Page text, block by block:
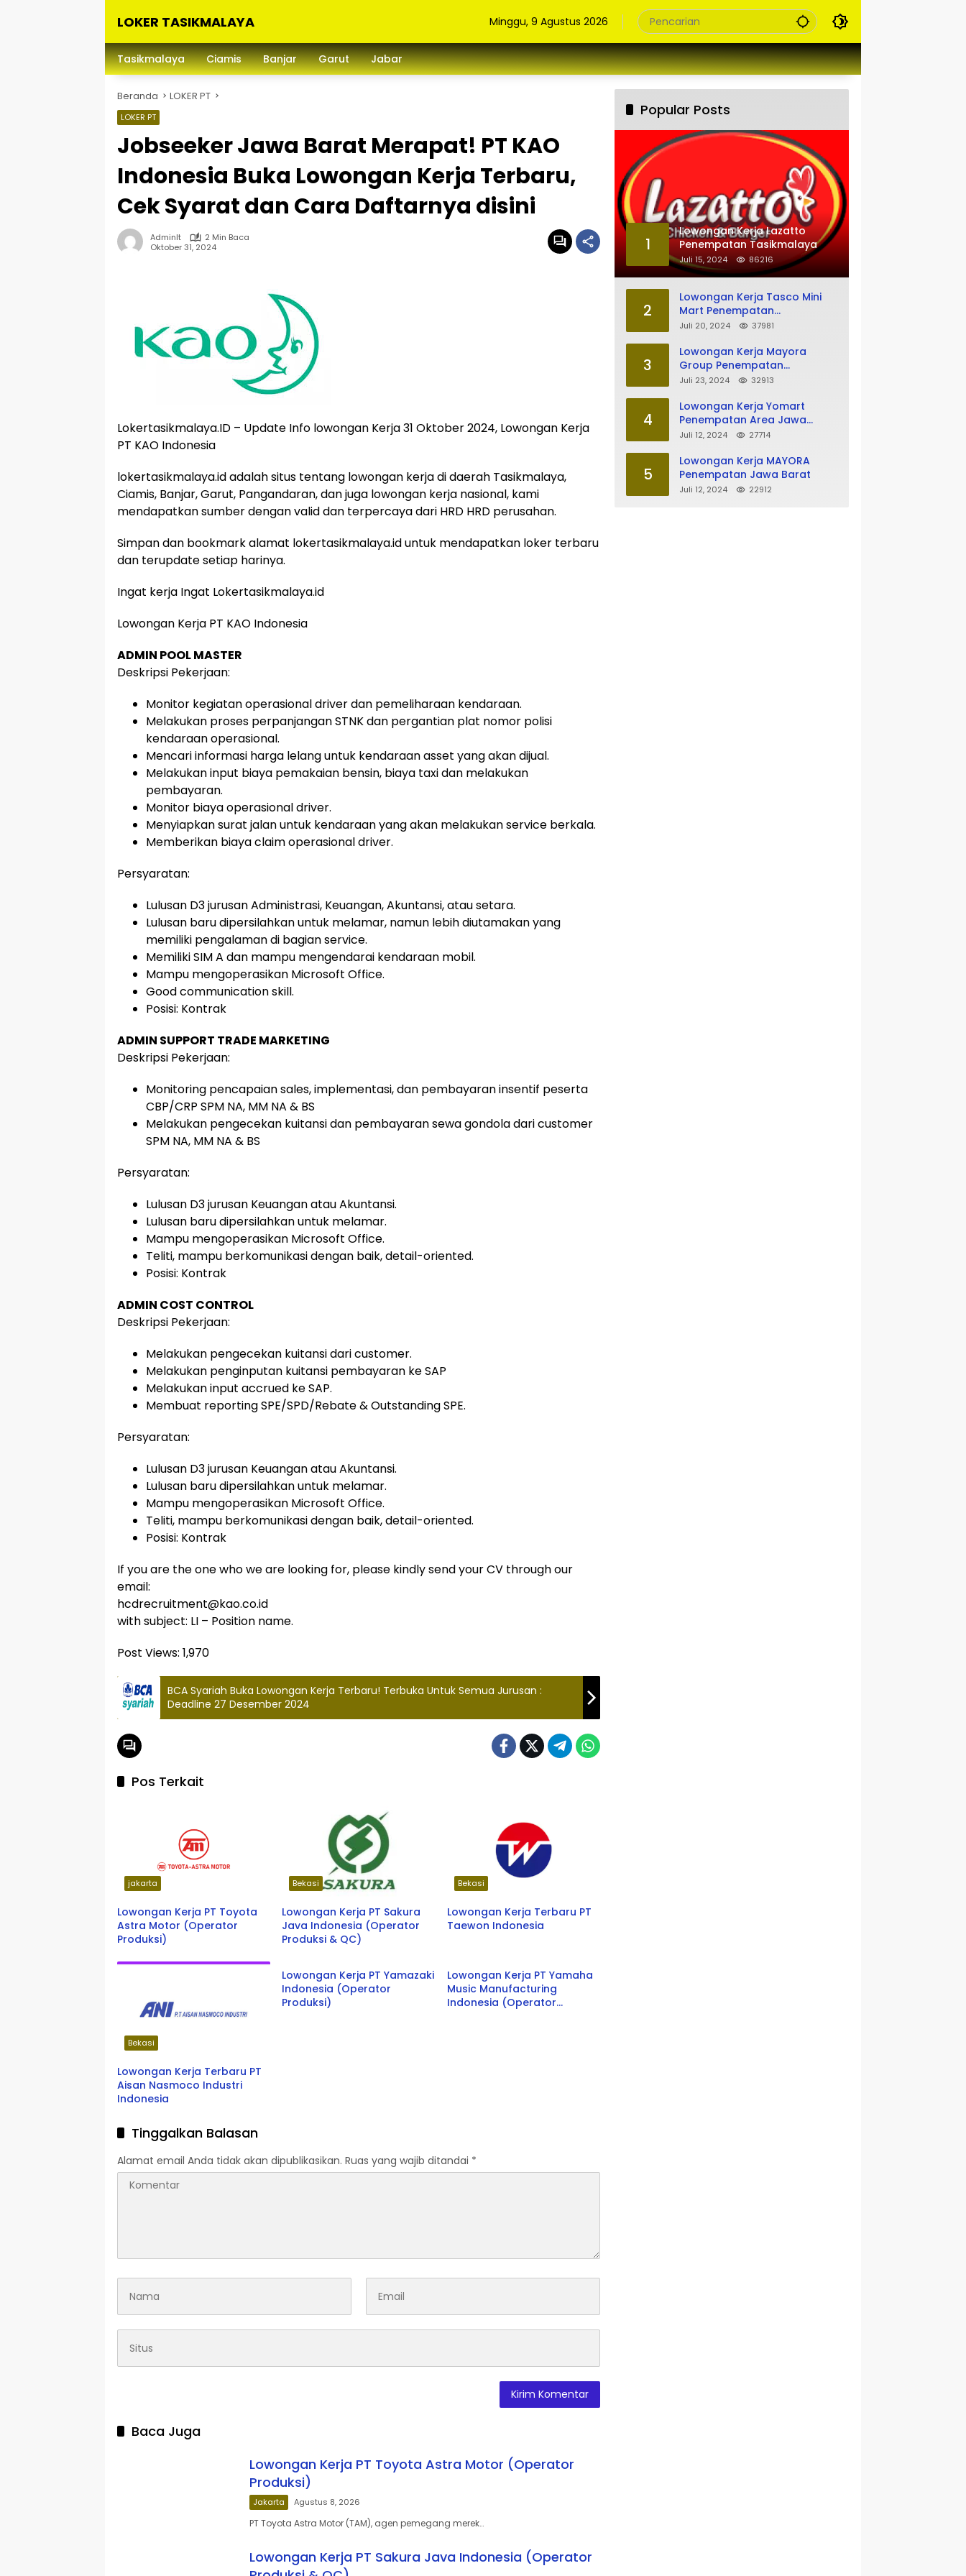
LOKER TASIKMALAYA
Lowongan
Kerja
dan
Sekitarna
Minggu, 9 Agustus 2026
Tasikmalaya Ciamis Banjar Garut Jabar
Beranda LOKER PT
LOKER PT
Jobseeker Jawa Barat Merapat! PT KAO
Indonesia Buka Lowongan Kerja Terbaru,
Cek Syarat dan Cara Daftarnya disini
Adminlt
2 Min Baca
Oktober 31, 2024
Lokertasikmalaya.ID – Update Info lowongan Kerja 31 Oktober 2024, Lowongan Kerja
PT KAO Indonesia
lokertasikmalaya.id adalah situs tentang lowongan kerja di daerah Tasikmalaya,
Ciamis, Banjar, Garut, Pangandaran, dan juga lowongan kerja nasional, kami
mendapatkan sumber dengan valid dan terpercaya dari HRD HRD perusahan.
Simpan dan bookmark alamat lokertasikmalaya.id untuk mendapatkan loker terbaru
dan terupdate setiap harinya.
Ingat kerja Ingat Lokertasikmalaya.id
Lowongan Kerja PT KAO Indonesia
ADMIN POOL MASTER
Deskripsi Pekerjaan:
Monitor kegiatan operasional driver dan pemeliharaan kendaraan.
Melakukan proses perpanjangan STNK dan pergantian plat nomor polisi
kendaraan operasional.
Mencari informasi harga lelang untuk kendaraan asset yang akan dijual.
Melakukan input biaya pemakaian bensin, biaya taxi dan melakukan
pembayaran.
Monitor biaya operasional driver.
Menyiapkan surat jalan untuk kendaraan yang akan melakukan service berkala.
Memberikan biaya claim operasional driver.
Persyaratan:
Lulusan D3 jurusan Administrasi, Keuangan, Akuntansi, atau setara.
Lulusan baru dipersilahkan untuk melamar, namun lebih diutamakan yang
memiliki pengalaman di bagian service.
Memiliki SIM A dan mampu mengendarai kendaraan mobil.
Mampu mengoperasikan Microsoft Office.
Good communication skill.
Posisi: Kontrak
ADMIN SUPPORT TRADE MARKETING
Deskripsi Pekerjaan:
Monitoring pencapaian sales, implementasi, dan pembayaran insentif peserta
CBP/CRP SPM NA, MM NA & BS
Melakukan pengecekan kuitansi dan pembayaran sewa gondola dari customer
SPM NA, MM NA & BS
Persyaratan:
Lulusan D3 jurusan Keuangan atau Akuntansi.
Lulusan baru dipersilahkan untuk melamar.
Mampu mengoperasikan Microsoft Office.
Teliti, mampu berkomunikasi dengan baik, detail-oriented.
Posisi: Kontrak
ADMIN COST CONTROL
Deskripsi Pekerjaan:
Melakukan pengecekan kuitansi dari customer.
Melakukan penginputan kuitansi pembayaran ke SAP
Melakukan input accrued ke SAP.
Membuat reporting SPE/SPD/Rebate & Outstanding SPE.
Persyaratan:
Lulusan D3 jurusan Keuangan atau Akuntansi.
Lulusan baru dipersilahkan untuk melamar.
Mampu mengoperasikan Microsoft Office.
Teliti, mampu berkomunikasi dengan baik, detail-oriented.
Posisi: Kontrak
If you are the one who we are looking for, please kindly send your CV through our
email:
hcdrecruitment@kao.co.id
with subject: LI – Position name.
Post Views: 1,970
BCA Syariah Buka Lowongan Kerja Terbaru! Terbuka Untuk Semua Jurusan :
Deadline 27 Desember 2024
Pos Terkait
jakarta
Lowongan Kerja PT Toyota
Astra Motor (Operator
Produksi)
Bekasi
Lowongan Kerja PT Sakura
Java Indonesia (Operator
Produksi & QC)
Bekasi
Lowongan Kerja Terbaru PT
Taewon Indonesia
Bekasi
Lowongan Kerja Terbaru PT
Aisan Nasmoco Industri
Indonesia
Jabar
Lowongan Kerja PT Yamazaki
Indonesia (Operator
Produksi)
Lowongan Kerja PT Yamaha
Music Manufacturing
Indonesia (Operator
Tinggalkan Balasan
Alamat email Anda tidak akan dipublikasikan. Ruas yang wajib ditandai *
Baca Juga
Lowongan Kerja PT Toyota Astra Motor (Operator
Produksi)
Jakarta Agustus 8, 2026
PT Toyota Astra Motor (TAM), agen pemegang merek…
Lowongan Kerja PT Sakura Java Indonesia (Operator
Popular Posts
1
Lowongan Kerja Lazatto
Penempatan Tasikmalaya
Juli 15, 2024 86216
2
Lowongan Kerja Tasco Mini
Mart Penempatan
Tasikmalaya
Juli 20, 2024 37981
3
Lowongan Kerja Mayora
Group Penempatan
Tasikmalaya
Juli 23, 2024 32913
4
Lowongan Kerja Yomart
Penempatan Area Jawa
Barat
Juli 12, 2024 27714
5
Lowongan Kerja MAYORA
Penempatan Jawa Barat
Juli 12, 2024 22912